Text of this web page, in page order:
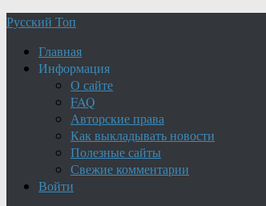
Русский Топ
Главная
Информация
О сайте
FAQ
Авторские права
Как выкладывать новости
Полезные сайты
Свежие комментарии
Войти